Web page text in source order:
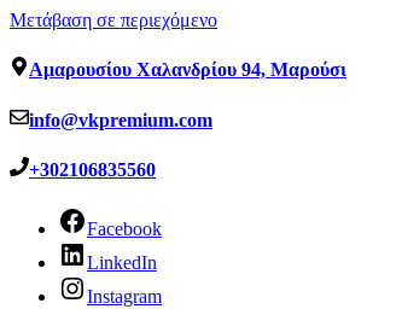
Μετάβαση σε περιεχόμενο
Αμαρουσίου Χαλανδρίου 94, Μαρούσι
info@vkpremium.com
+302106835560
Facebook
LinkedIn
Instagram